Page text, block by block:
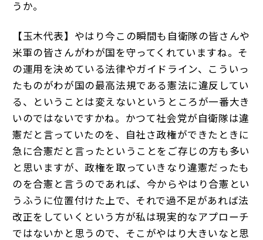
うか。
【玉木代表】やはり今この瞬間も自衛隊の皆さんや
米軍の皆さんがわが国を守ってくれていますね。そ
の運用を決めている法律やガイドライン、こういっ
たものがわが国の最高法規である憲法に違反してい
る、ということは変えないというところが一番大き
いのではないですかね。かつて社会党が自衛隊は違
憲だと言っていたのを、自社さ政権ができたときに
急に合憲だと言ったということをご存じの方も多い
と思いますが、政権を取っていきなり違憲だったも
のを合憲と言うのであれば、今からやはり合憲とい
うふうに位置付けた上で、それで過不足があれば法
改正をしていくという方が私は現実的なアプローチ
ではないかと思うので、そこがやはり大きいなと思